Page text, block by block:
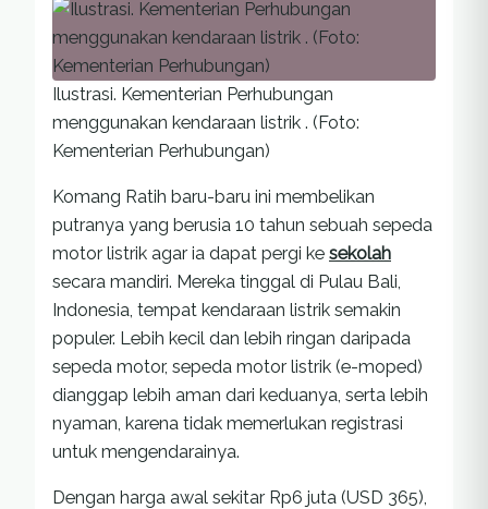
Ilustrasi. Kementerian Perhubungan
menggunakan kendaraan listrik . (Foto:
Kementerian Perhubungan)
Komang Ratih baru-baru ini membelikan
putranya yang berusia 10 tahun sebuah sepeda
motor listrik agar ia dapat pergi ke sekolah
secara mandiri. Mereka tinggal di Pulau Bali,
Indonesia, tempat kendaraan listrik semakin
populer. Lebih kecil dan lebih ringan daripada
sepeda motor, sepeda motor listrik (e-moped)
dianggap lebih aman dari keduanya, serta lebih
nyaman, karena tidak memerlukan registrasi
untuk mengendarainya.
Dengan harga awal sekitar Rp6 juta (USD 365),